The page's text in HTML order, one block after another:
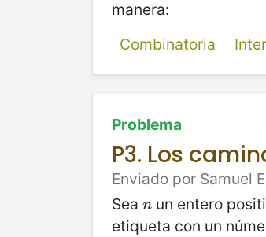
manera:
Combinatoria
Problema
P3. Los
Enviado por Samuel
Sea n
n un entero
etiqueta con un